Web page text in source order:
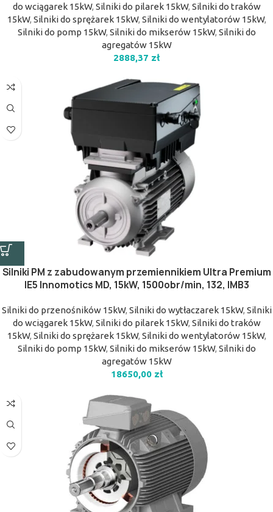
do wciągarek 15kW, Silniki do pilarek 15kW, Silniki do traków
15kW, Silniki do sprężarek 15kW, Silniki do wentylatorów 15kW,
Silniki do pomp 15kW, Silniki do mikserów 15kW, Silniki do
agregatów 15kW
2888,37 zł
Silniki PM z zabudowanym przemiennikiem Ultra Premium
IE5 Innomotics MD, 15kW, 1500obr/min, 132, IMB3
Silniki do przenośników 15kW, Silniki do wytłaczarek 15kW, Silniki
do wciągarek 15kW, Silniki do pilarek 15kW, Silniki do traków
15kW, Silniki do sprężarek 15kW, Silniki do wentylatorów 15kW,
Silniki do pomp 15kW, Silniki do mikserów 15kW, Silniki do
agregatów 15kW
18650,00 zł